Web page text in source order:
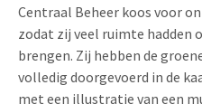
Centraal Beheer koos voor
zodat zij veel ruimte hadden
brengen. Zij hebben de
volledig doorgevoerd in de
met een illustratie van een